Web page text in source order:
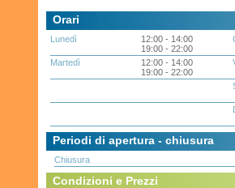
Orari
Lunedì
12:00 - 14:00
19:00 - 22:00
Martedì
12:00 - 14:00
19:00 - 22:00
Periodi di apertura - chiusura
Chiusura
Condizioni e Prezzi